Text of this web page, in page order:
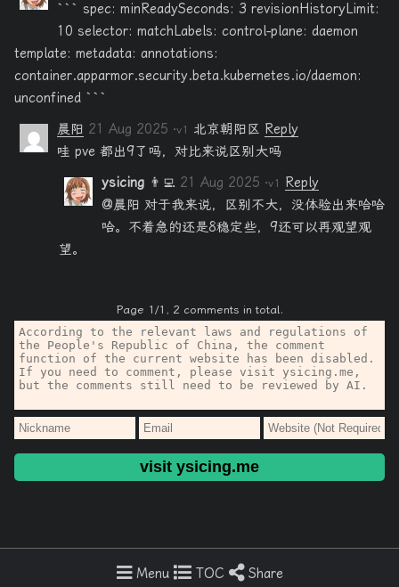
``` spec: minReadySeconds: 3 revisionHistoryLimit:
10 selector: matchLabels: control-plane: daemon
template: metadata: annotations:
container.apparmor.security.beta.kubernetes.io/daemon:
unconfined ```
晨阳 21 Aug 2025 ·v1 北京朝阳区 Reply
哇 pve 都出9了吗，对比来说区别大吗
ysicing 👨‍💻 21 Aug 2025 ·v1 Reply
@晨阳 对于我来说，区别不大，没体验出来哈哈
哈。不着急的还是8稳定些，9还可以再观望观
望。
Page 1/1, 2 comments in total.
visit ysicing.me
Menu TOC Share
Copyright © ysicing, Powered by Solitudes
Home
RSS Hao123